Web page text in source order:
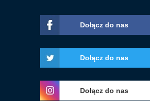
Dołącz do nas
Dołącz do nas
Dołącz do nas